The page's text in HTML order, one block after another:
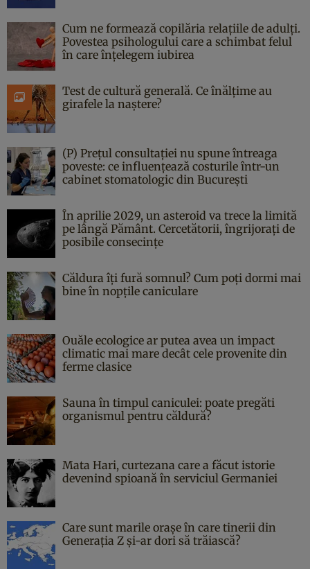
Cum ne formează copilăria relațiile de adulți.
Povestea psihologului care a schimbat felul
în care înțelegem iubirea
Test de cultură generală. Ce înălțime au
girafele la naștere?
(P) Prețul consultației nu spune întreaga
poveste: ce influențează costurile într-un
cabinet stomatologic din București
În aprilie 2029, un asteroid va trece la limită
pe lângă Pământ. Cercetătorii, îngrijorați de
posibile consecințe
Căldura îți fură somnul? Cum poți dormi mai
bine în nopțile caniculare
Ouăle ecologice ar putea avea un impact
climatic mai mare decât cele provenite din
ferme clasice
Sauna în timpul caniculei: poate pregăti
organismul pentru căldură?
Mata Hari, curtezana care a făcut istorie
devenind spioană în serviciul Germaniei
Care sunt marile orașe în care tinerii din
Generația Z și-ar dori să trăiască?